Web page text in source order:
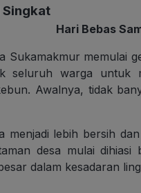
Singkat
Hari Bebas
Sukamakmur memulai
seluruh warga untuk
Awalnya, tidak
menjadi lebih bersih
desa mulai dihiasi
dalam kesadaran